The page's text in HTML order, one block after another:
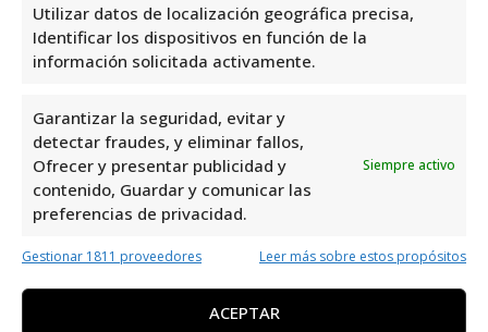
Utilizar datos de localización geográfica precisa,
Identificar los dispositivos en función de la
información solicitada activamente.
Garantizar la seguridad, evitar y
detectar fraudes, y eliminar fallos,
Ofrecer y presentar publicidad y
contenido, Guardar y comunicar las
preferencias de privacidad.
Siempre activo
Gestionar 1811 proveedores Leer más sobre estos propósitos
ACEPTAR
Domingo
Abierto 24 horas
sobre Buildr
Buildr en Orihuela Costaes una excelente
opción para los amantes del desarrollo de
software. Con una valoración de 4,0 y 8
reseñas, demuestra su compromiso con la
calidad y la satisfacción del cliente. Su
enfoque en la innovación y la excelencia en el